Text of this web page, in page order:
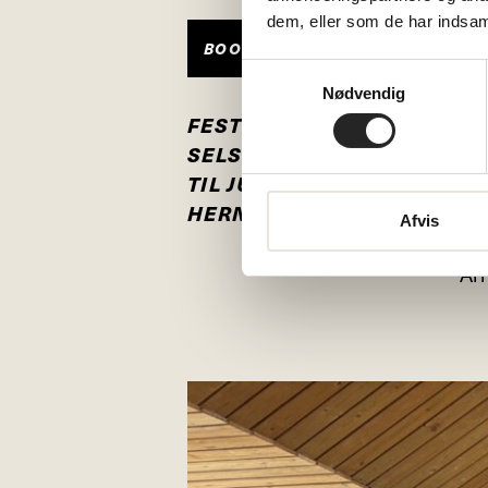
dem, eller som de har
Nødvendig
Afvis
BOOK NU
FESTLIGE
SELSKABSLOKALER
TIL JULEFROKOST I
HERNING